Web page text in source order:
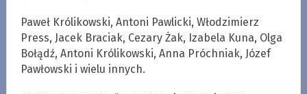
Paweł Królikowski, Antoni Pawlicki, Włodzimierz
Press, Jacek Braciak, Cezary Żak, Izabela Kuna, Olga
Bołądź, Antoni Królikowski, Anna Próchniak, Józef
Pawłowski i wielu innych.